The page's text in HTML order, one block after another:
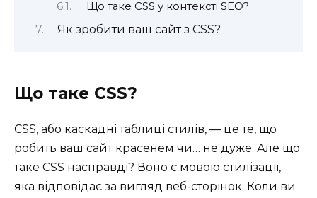
Що таке CSS у контексті SEO?
Як зробити ваш сайт з CSS?
Що таке CSS?
CSS, або каскадні таблиці стилів, — це те, що
робить ваш сайт красенем чи… не дуже. Але що
таке CSS насправді? Воно є мовою стилізації,
яка відповідає за вигляд веб-сторінок. Коли ви